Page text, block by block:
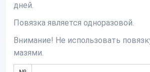
дней.
Повязка является одноразовой.
Внимание! Не использовать
мазями.